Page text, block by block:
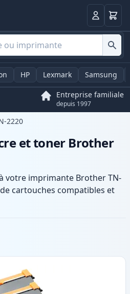
Panier
HP Lexmark Samsung
Entreprise familiale
depuis 1997
2220
et toner Brother
votre imprimante Brother TN-
cartouches compatibles et
qualité d’impression